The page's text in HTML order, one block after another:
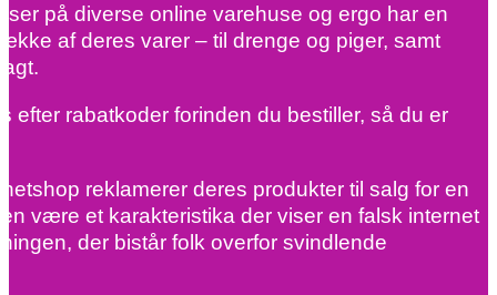
på diverse online varehuse og ergo har en
af deres varer – til drenge og piger, samt
rabatkoder forinden du bestiller, så du er
reklamerer deres produkter til salg for en
være et karakteristika der viser en falsk internet
der bistår folk overfor svindlende